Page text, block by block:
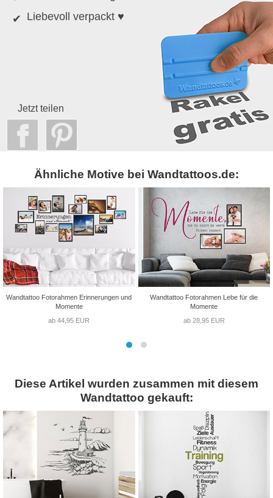
Liebevoll verpackt ♥
Jetzt teilen
Ähnliche Motive bei Wandtattoos.de:
Wandtattoo Fotorahmen Erinnerungen und
Momente
ab 44,95 EUR
Wandtattoo Fotorahmen Lebe für die
Momente
ab 28,95 EUR
Diese Artikel wurden zusammen mit diesem
Wandtattoo gekauft: